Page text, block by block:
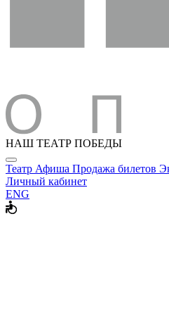
НАШ ТЕАТР ПОБЕДЫ
Театр Афиша Продажа билетов
Личный кабинет
ENG